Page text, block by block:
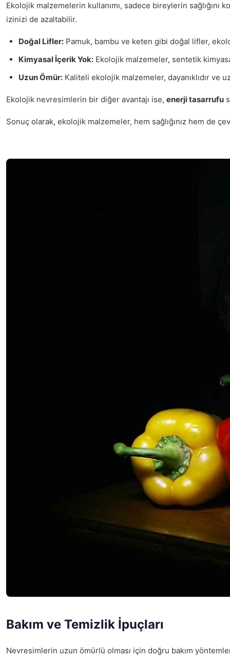
Ekolojik malzemelerin kullanımı, sadece bireylerin sağlığını
izinizi de azaltabilir.
Doğal Lifler: Pamuk, bambu ve keten gibi doğal lifler,
Kimyasal İçerik Yok: Ekolojik malzemeler, sentetik
Uzun Ömür: Kaliteli ekolojik malzemeler, dayanıklıdır ve
Ekolojik nevresimlerin bir diğer avantajı ise, enerji tasarrufu
Sonuç olarak, ekolojik malzemeler, hem sağlığınız hem de
Bakım ve Temizlik İpuçları
Nevresimlerin uzun ömürlü olması için doğru bakım